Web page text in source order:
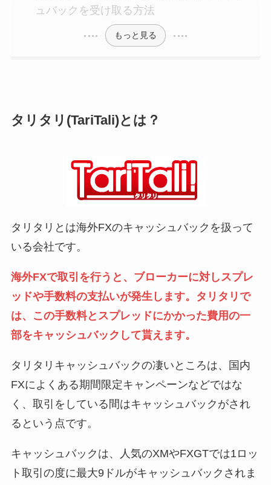
ュバックを受け取る方法
もっと見る
タリタリ(TariTali)とは？
タリタリとは海外FXのキャッシュバックを扱って
いる会社です。
海外FXで取引を行うと、ブローカーに対しスプレ
ッドや手数料の支払いが発生します。タリタリで
は、この手数料とスプレッドにかかった費用の一
部をキャッシュバックして貰えます。
タリタリキャッシュバックの凄いところは、国内
FXによくある期間限定キャンペーンなどではな
く、 取引をしている間はキャッシュバックがされ
る という点です。
キャッシュバックは、人気のXMやFXGTでは1ロッ
ト取引の度に最大9ドルがキャッシュバックされま